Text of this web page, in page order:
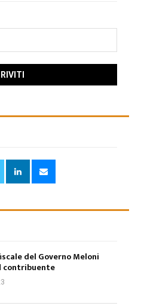
del Governo Meloni
contribuente